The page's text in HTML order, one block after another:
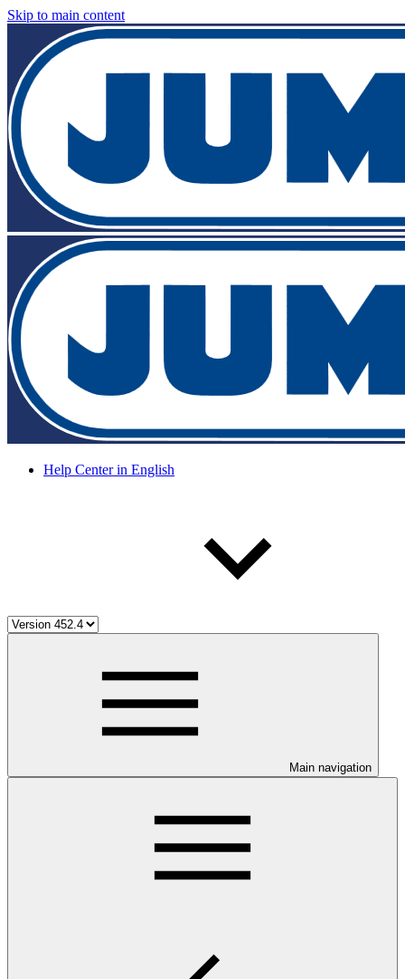
Skip to main content
Help Center in English
Main navigation